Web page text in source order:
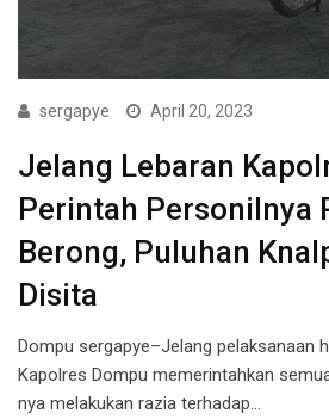
sergapye April 20, 2023
Jelang Lebaran
Perintah Personilnya
Berong, Puluhan
Disita
Dompu sergapye–Jelang pelaksanaan
Kapolres Dompu memerintahkan
nya melakukan razia terhadap…